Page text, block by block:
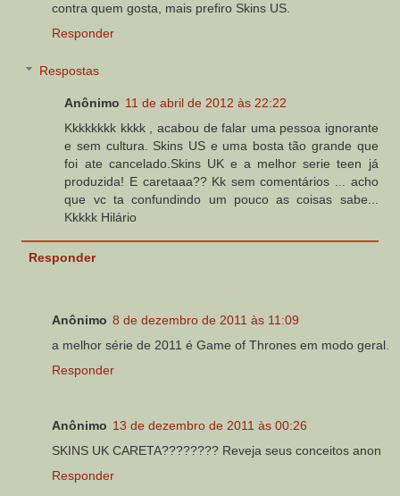
contra quem gosta, mais prefiro Skins US.
Responder
Respostas
Anônimo 11 de abril de 2012 às 22:22
Kkkkkkkk kkkk , acabou de falar uma pessoa ignorante
e sem cultura. Skins US e uma bosta tão grande que
foi ate cancelado.Skins UK e a melhor serie teen já
produzida! E caretaaa?? Kk sem comentários ... acho
que vc ta confundindo um pouco as coisas sabe...
Kkkkk Hilário
Responder
Anônimo 8 de dezembro de 2011 às 11:09
a melhor série de 2011 é Game of Thrones em modo geral.
Responder
Anônimo 13 de dezembro de 2011 às 00:26
SKINS UK CARETA???????? Reveja seus conceitos anon
Responder